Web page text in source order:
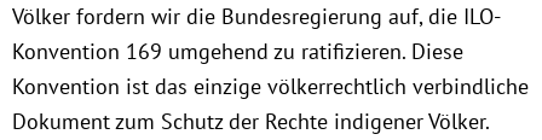
Völker fordern wir die Bundesregierung auf, die ILO-
Konvention 169 umgehend zu ratifizieren. Diese
Konvention ist das einzige völkerrechtlich verbindliche
Dokument zum Schutz der Rechte indigener Völker.